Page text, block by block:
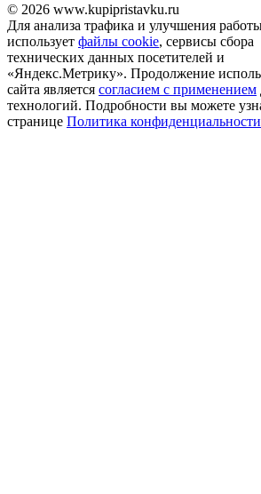
© 2026 www.kupipristavku.ru
Для анализа трафика и улучшения
использует файлы cookie, сервисы сбора
технических данных посетителей и
«Яндекс.Метрику». Продолжение
сайта является согласием с применением
технологий. Подробности вы можете
странице Политика конфиденциальности